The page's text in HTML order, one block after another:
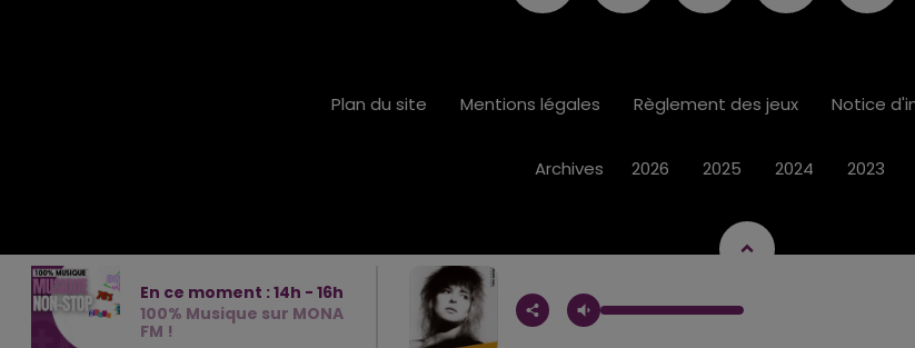
En ce moment :14h - 16h
100% Musique sur MONA
FM !
Plan du site Mentions légales Règlement des jeux Notice
Archives 2026 2025 2024 2023